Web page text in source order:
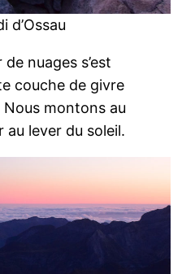
d’Ossau
nuages s’est
couche de givre
montons au
au lever du soleil.